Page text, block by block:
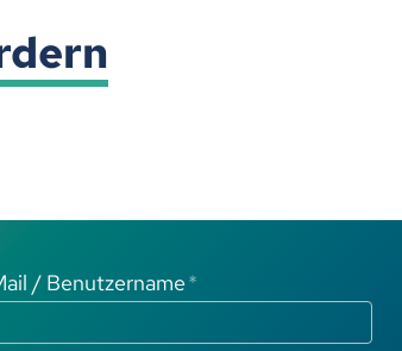
/ Benutzername*